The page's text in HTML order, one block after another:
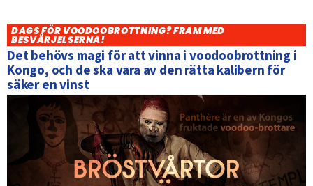
DAGS FÖR VOODOOBROTTNING? FRAM MED
BESVÄRJELSERNA!
Det behövs magi för att vinna i voodoobrottning i
Kongo, och de ska vara av den rätta kalibern för
säker en vinst